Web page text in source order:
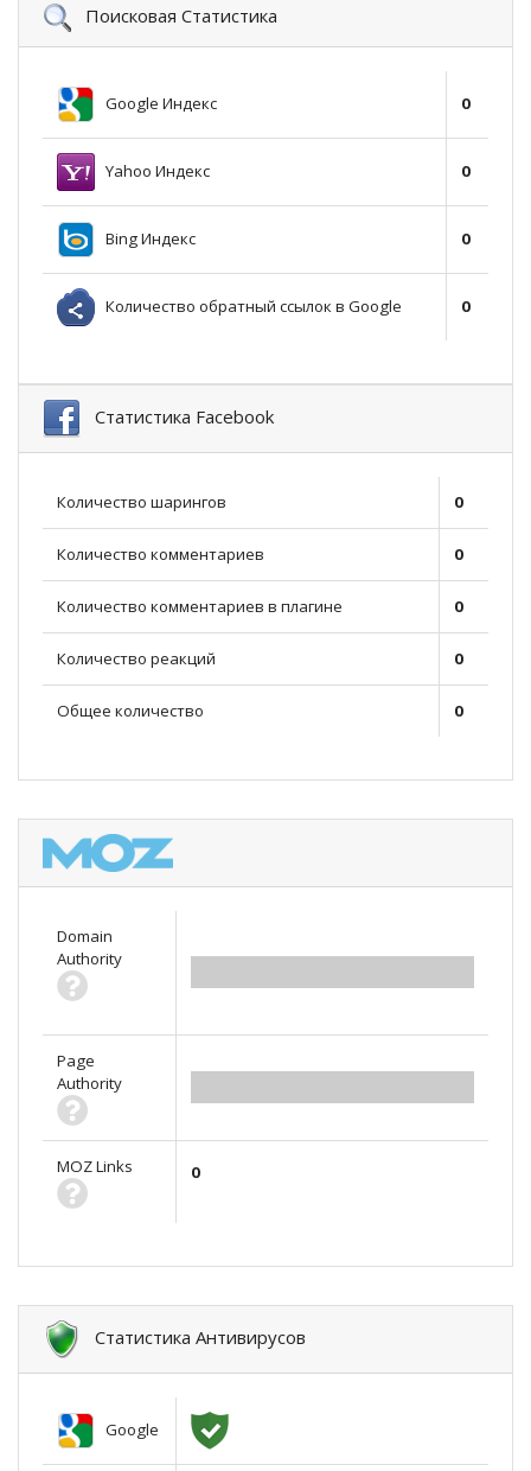
Поисковая Статистика
Google Индекс 0
Yahoo Индекс 0
Bing Индекс 0
Количество обратный ссылок в Google 0
Статистика Facebook
Количество шарингов 0
Количество комментариев 0
Количество комментариев в плагине 0
Количество реакций 0
Общее количество 0
Domain
Authority
Page
Authority
MOZ Links 0
Статистика Антивирусов
Google